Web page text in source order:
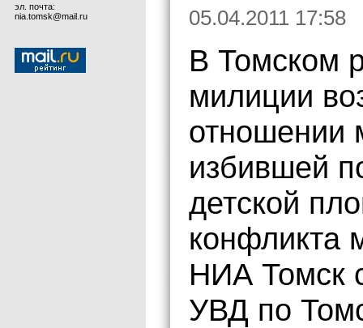
эл. почта:
nia.tomsk@mail.ru
05.04.2011 17:58
В Томском
милиции
отношении
избившей
детской
конфликта
НИА Томск
УВД по